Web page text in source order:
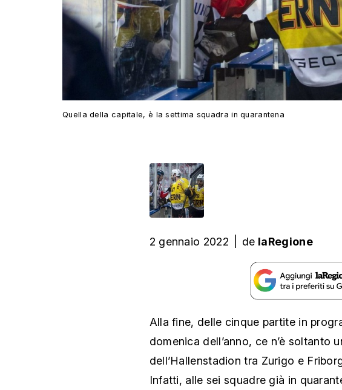
Quella della capitale, è la settima squadra in quarantena
2 gennaio 2022 de laRegione
Alla fine, delle cinque partite in
domenica dell’anno, ce n’è soltanto
dell’Hallenstadion tra Zurigo e
Infatti, alle sei squadre già in